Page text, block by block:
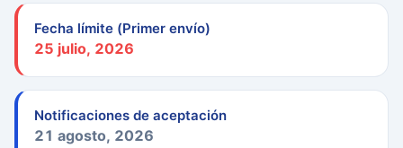
Fecha límite (Primer envío)
25 julio, 2026
Notificaciones de aceptación
21 agosto, 2026